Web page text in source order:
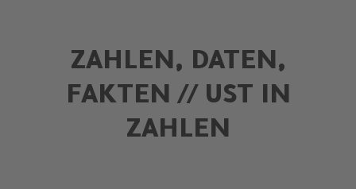
ZAHLEN, DATEN,
FAKTEN // UST IN
ZAHLEN